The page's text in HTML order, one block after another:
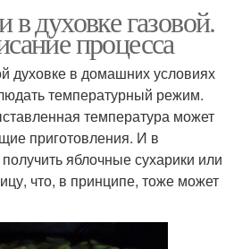
духовке газовой.
процесса
духовке в домашних условиях
температурный режим.
температура может
приготовления. И в
яблочные сухарики или
что, в принципе, тоже может